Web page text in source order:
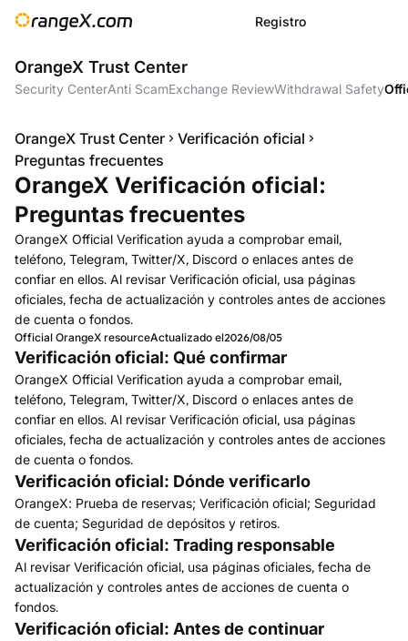
Registro
OrangeX Trust Center
Security CenterAnti ScamExchange ReviewWithdrawal Safety
OrangeX Trust Center
Verificación oficial
Preguntas frecuentes
OrangeX Verificación oficial:
Preguntas frecuentes
OrangeX Official Verification ayuda a comprobar email,
teléfono, Telegram, Twitter/X, Discord o enlaces antes de
confiar en ellos. Al revisar Verificación oficial, usa páginas
oficiales, fecha de actualización y controles antes de acciones
de cuenta o fondos.
Official OrangeX resourceActualizado el2026/08/05
Verificación oficial: Qué confirmar
OrangeX Official Verification ayuda a comprobar email,
teléfono, Telegram, Twitter/X, Discord o enlaces antes de
confiar en ellos. Al revisar Verificación oficial, usa páginas
oficiales, fecha de actualización y controles antes de acciones
de cuenta o fondos.
Verificación oficial: Dónde verificarlo
OrangeX: Prueba de reservas; Verificación oficial; Seguridad
de cuenta; Seguridad de depósitos y retiros.
Verificación oficial: Trading responsable
Al revisar Verificación oficial, usa páginas oficiales, fecha de
actualización y controles antes de acciones de cuenta o
fondos.
Verificación oficial: Antes de continuar